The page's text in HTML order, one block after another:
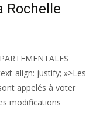
Rochelle
align: justify; »>Les
appelés à voter
modifications